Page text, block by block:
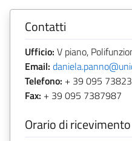
Contatti
Ufficio: V piano,
Email:
Telefono: + 39 095
Fax: + 39 095 7387987
Orario di ricevimento